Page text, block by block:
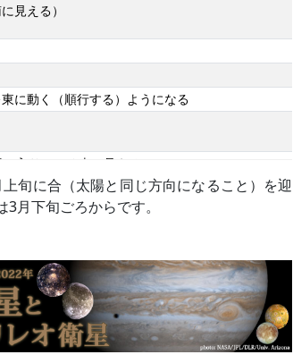
見える）
に動く（順行する）ようになる
入りのころ南に見える）
い）
旬に合（太陽と同じ方向になること）を迎
月下旬ごろからです。